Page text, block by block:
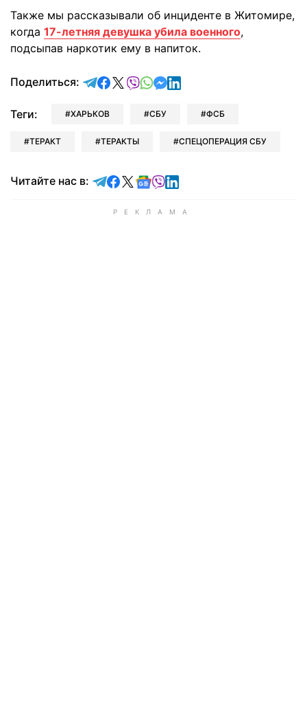
Также мы рассказывали об инциденте в Житомире,
когда 17-летняя девушка убила военного,
подсыпав наркотик ему в напиток.
Поделиться: отправить в Telegram
поделиться в Facebook
поделиться в X
отправить в Viber
отправить в Whatsapp
отправить в Messenger
отправить в LinkedIn
Теги: ХАРЬКОВ СБУ ФСБ
ТЕРАКТ ТЕРАКТЫ СПЕЦОПЕРАЦИЯ СБУ
Читайте нас в: Читайте в Telegram
Читайте в Facebook
Читайте в X
Читайте в Google news
Читайте в Viber
Читайте в LinkedIn